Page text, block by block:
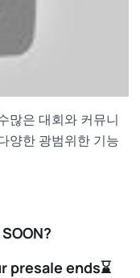
많은 대회와 커뮤니
양한 광범위한 기능
presale ends⌛